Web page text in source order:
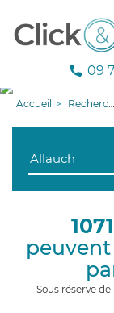
09
Accueil Recherche aide à domicile
Sous réserve